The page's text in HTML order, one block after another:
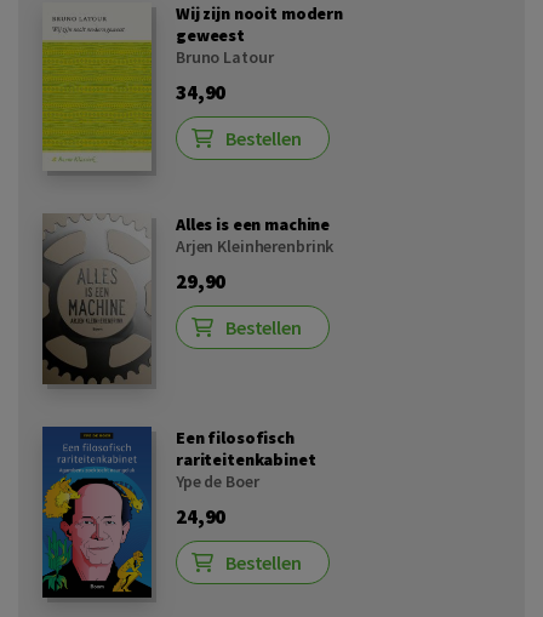
Wij zijn nooit modern
geweest
Bruno Latour
34,90
Bestellen
Alles is een machine
Arjen Kleinherenbrink
29,90
Bestellen
Een filosofisch
rariteitenkabinet
Ype de Boer
24,90
Bestellen